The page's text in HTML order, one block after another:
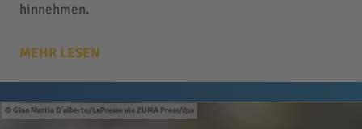
hinnehmen.
MEHR LESEN
Gian Mattia D'alberto/LaPresse via ZUMA Press/dpa